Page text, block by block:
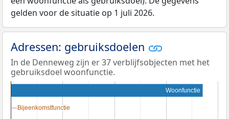
gelden voor de situatie op 1 juli 2026.
Adressen: gebruiksdoelen
In de Denneweg zijn er 37 verblijfsobjecten met het
gebruiksdoel woonfunctie.
Woonfunctie
Bijeenkomstfunctie
Bijeenkomstfunctie